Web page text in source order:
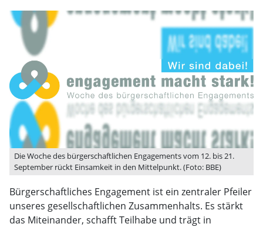
Die Woche des bürgerschaftlichen Engagements vom 12. bis 21.
September rückt Einsamkeit in den Mittelpunkt. (Foto: BBE)
Bürgerschaftliches Engagement ist ein zentraler Pfeiler
unseres gesellschaftlichen Zusammenhalts. Es stärkt
das Miteinander, schafft Teilhabe und trägt in